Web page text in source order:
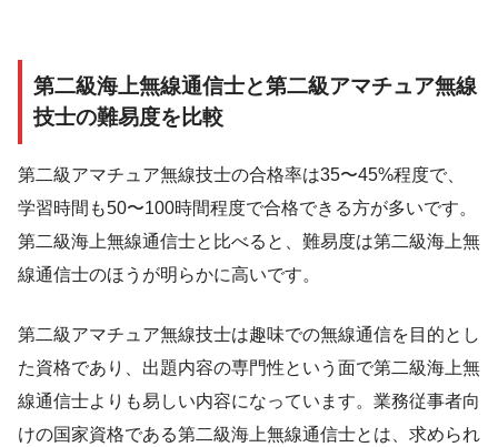
第二級海上無線通信士と第二級アマチュア無線
技士の難易度を比較
第二級アマチュア無線技士の合格率は35〜45%程度で、
学習時間も50〜100時間程度で合格できる方が多いです。
第二級海上無線通信士と比べると、難易度は第二級海上無
線通信士のほうが明らかに高いです。
第二級アマチュア無線技士は趣味での無線通信を目的とし
た資格であり、出題内容の専門性という面で第二級海上無
線通信士よりも易しい内容になっています。業務従事者向
けの国家資格である第二級海上無線通信士とは、求められ